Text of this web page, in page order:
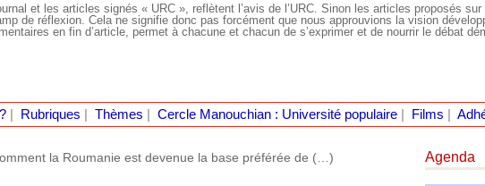
et les articles signés « URC », reflètent l’avis de l’URC. Sinon les articles proposés
de réflexion. Cela ne signifie donc pas forcément que nous approuvions la vision
en fin d’article, permet à chacune et chacun de s’exprimer et de nourrir le débat
| Rubriques Thèmes Cercle Manouchian : Université populaire| Films
la Roumanie est devenue la base préférée de (…) Agenda